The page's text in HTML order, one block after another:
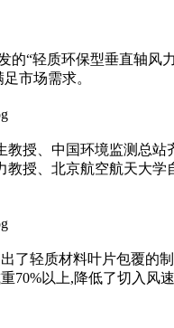
“轻质环保型垂直轴
市场需求。
授、中国环境监测总
授、北京航空航天大
轻质材料叶片包覆的
以上,降低了切入风